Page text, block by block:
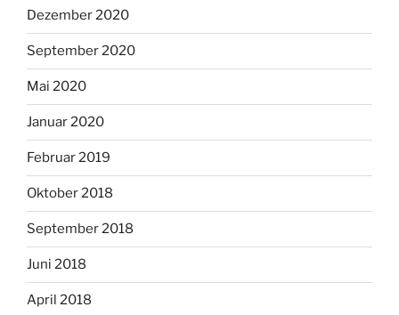
Dezember 2020
September 2020
Mai 2020
Januar 2020
Februar 2019
Oktober 2018
September 2018
Juni 2018
April 2018